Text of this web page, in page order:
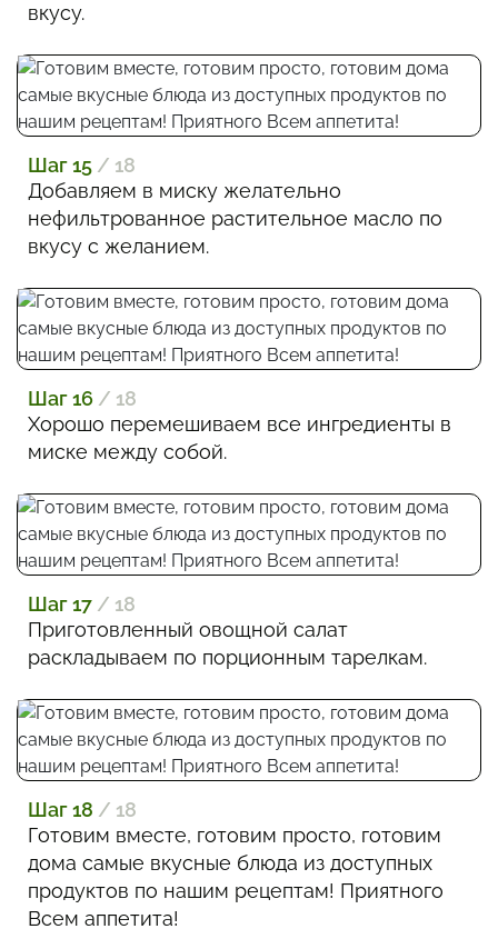
вкусу.
Шаг 15 / 18
Добавляем в миску желательно
нефильтрованное растительное масло по
вкусу с желанием.
Шаг 16 / 18
Хорошо перемешиваем все ингредиенты в
миске между собой.
Шаг 17 / 18
Приготовленный овощной салат
раскладываем по порционным тарелкам.
Шаг 18 / 18
Готовим вместе, готовим просто, готовим
дома самые вкусные блюда из доступных
продуктов по нашим рецептам! Приятного
Всем аппетита!